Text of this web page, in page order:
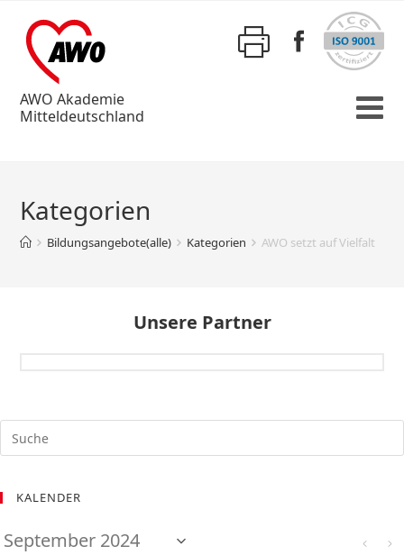
AWO Akademie
Mitteldeutschland
Kategorien
Bildungsangebote(alle) Kategorien AWO setzt auf Vielfalt
Unsere Partner
KALENDER